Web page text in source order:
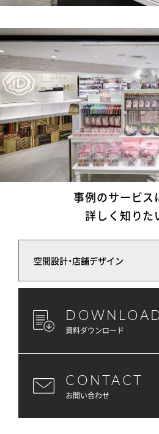
事例のサービス
詳しく知りた
空間設計・店舗デザイン
資料ダウンロード
CONTACT
お問い合わせ